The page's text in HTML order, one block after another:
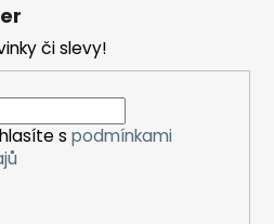
či slevy!
s podmínkami